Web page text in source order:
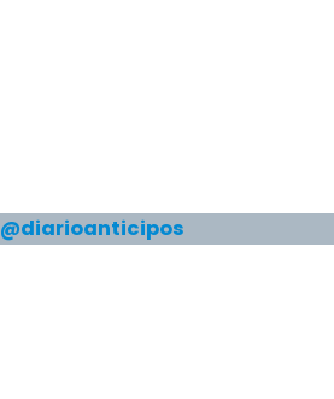
@diarioanticipos